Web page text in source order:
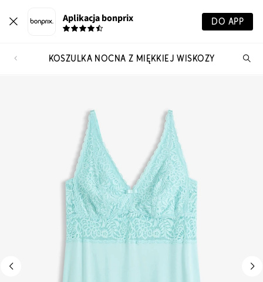
Aplikacja bonprix DO APP
KOSZULKA NOCNA Z MIĘKKIEJ WISKOZY